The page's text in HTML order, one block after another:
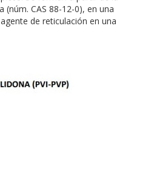
CAS 88-12-0), en una
de reticulación en una